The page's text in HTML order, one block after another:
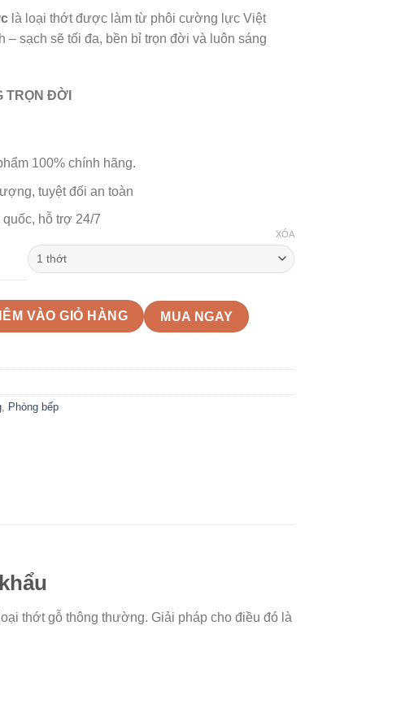
là loại thớt được làm từ phôi cường lực Việt
– sạch sẽ tối đa, bền bỉ trọn đời và luôn sáng
TRỌN ĐỜI
100% chính hãng.
tuyệt đối an toàn
hỗ trợ 24/7
XÓA
số lượng
VÀO GIỎ HÀNG MUA NGAY
Phòng bếp
thớt gỗ thông thường. Giải pháp cho điều đó là